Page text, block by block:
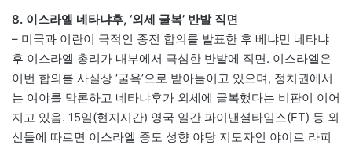
8. 이스라엘 네타냐후, ‘외세 굴복’ 반발 직면
– 미국과 이란이 극적인 종전 합의를 발표한 후 베냐민 네타냐
후 이스라엘 총리가 내부에서 극심한 반발에 직면. 이스라엘은
이번 합의를 사실상 ‘굴욕’으로 받아들이고 있으며, 정치권에서
는 여야를 막론하고 네타냐후가 외세에 굴복했다는 비판이 이어
지고 있음. 15일(현지시간) 영국 일간 파이낸셜타임스(FT) 등 외
신들에 따르면 이스라엘 중도 성향 야당 지도자인 야이르 라피